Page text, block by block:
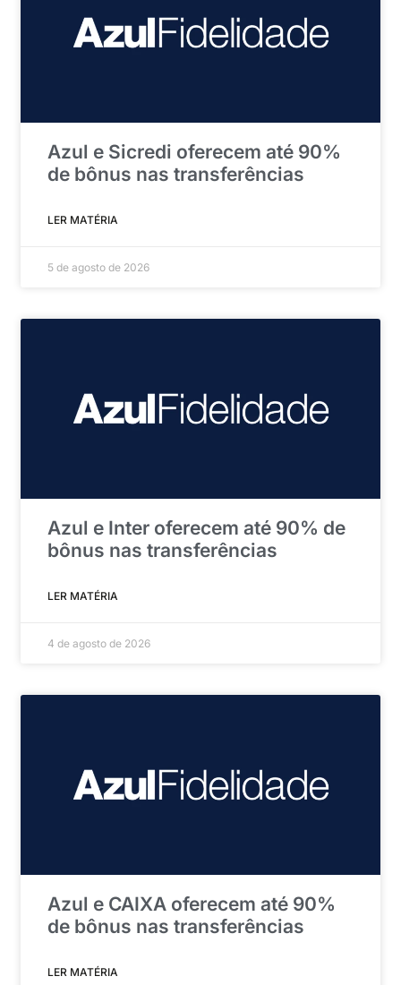
Azul e Sicredi oferecem até 90%
de bônus nas transferências
LER MATÉRIA
5 de agosto de 2026
Azul e Inter oferecem até 90% de
bônus nas transferências
LER MATÉRIA
4 de agosto de 2026
Azul e CAIXA oferecem até 90%
de bônus nas transferências
LER MATÉRIA